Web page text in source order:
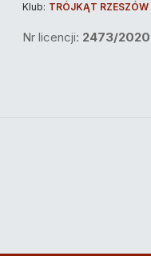
Klub: TRÓJKĄT RZESZÓW
Nr licencji: 2473/2020